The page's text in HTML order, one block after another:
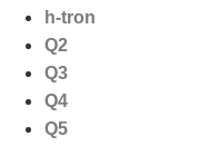
h-tron
Q2
Q3
Q4
Q5